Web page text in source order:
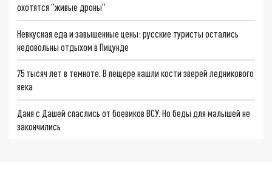
охотятся "живые дроны"
Невкусная еда и завышенные цены: русские туристы остались
недовольны отдыхом в Пицунде
75 тысяч лет в темноте. В пещере нашли кости зверей ледникового
века
Даня с Дашей спаслись от боевиков ВСУ. Но беды для малышей не
закончились